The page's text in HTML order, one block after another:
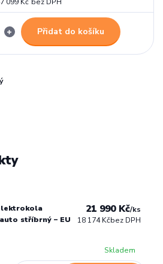
Přidat do košíku
stříbrný – EU
21 990 Kč/ks
18 174 Kčbez DPH
Skladem